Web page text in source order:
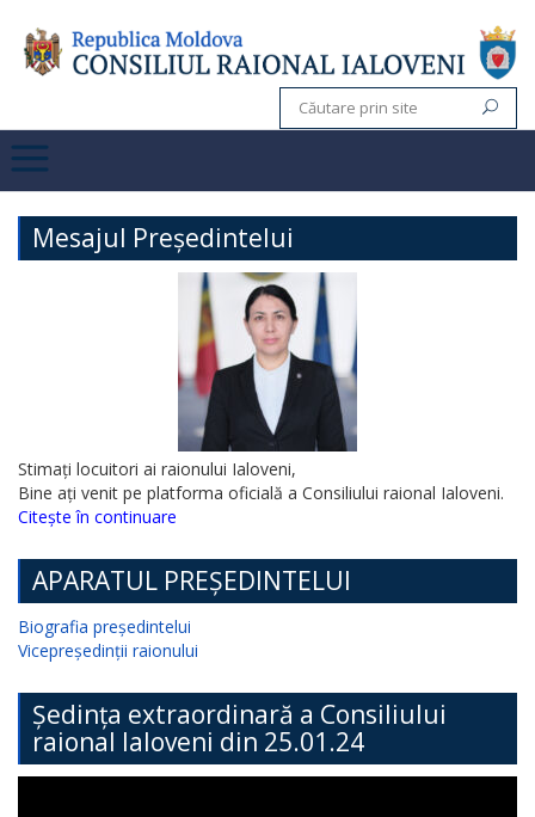
Mesajul Președintelui
Stimați locuitori ai raionului Ialoveni,
Bine ați venit pe platforma oficială a Consiliului raional Ialoveni.
Citește în continuare
APARATUL PREȘEDINTELUI
Biografia președintelui
Vicepreședinții raionului
Ședința extraordinară a Consiliului
raional Ialoveni din 25.01.24